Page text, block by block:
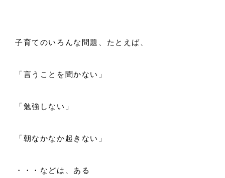
子育てのいろんな問題、たとえば、
「言うことを聞かない」
「勉強しない」
「朝なかなか起きない」
・・・などは、ある